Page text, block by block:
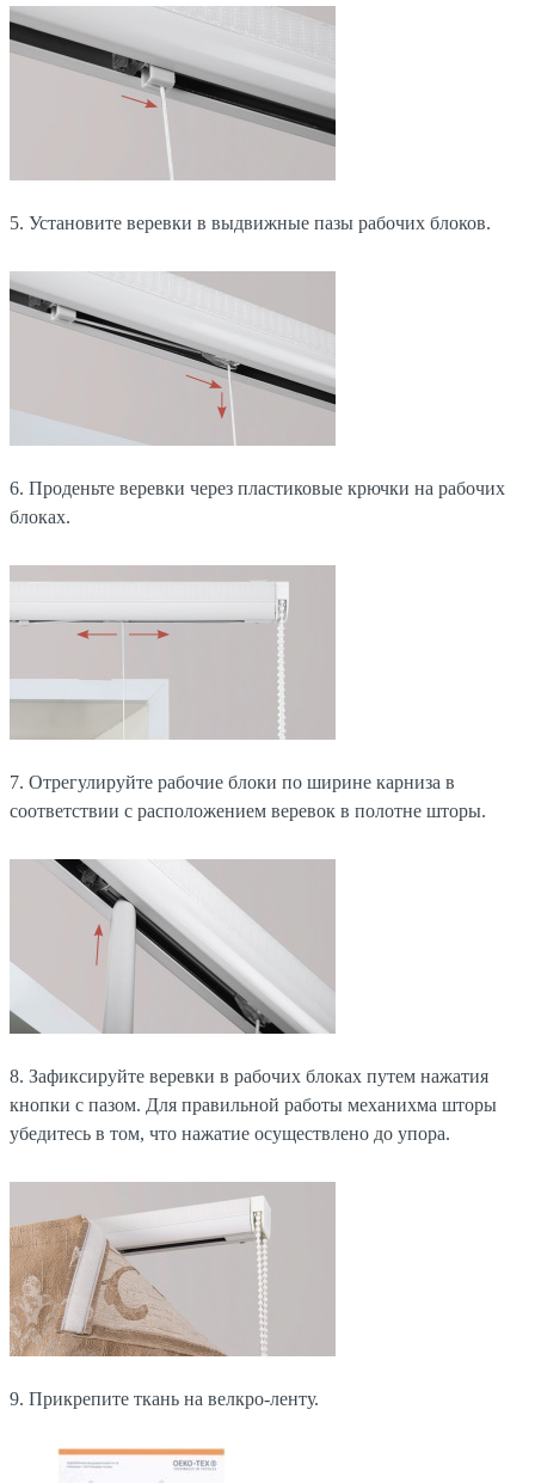
5. Установите веревки в выдвижные пазы рабочих блоков.
6. Проденьте веревки через пластиковые крючки на рабочих
блоках.
7. Отрегулируйте рабочие блоки по ширине карниза в
соответствии с расположением веревок в полотне шторы.
8. Зафиксируйте веревки в рабочих блоках путем нажатия
кнопки с пазом. Для правильной работы механихма шторы
убедитесь в том, что нажатие осуществлено до упора.
9. Прикрепите ткань на велкро-ленту.